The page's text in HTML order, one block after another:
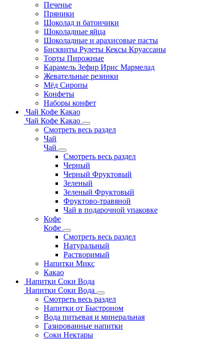
Печенье
Пряники
Шоколад и батончики
Шоколадные яйца
Шоколадные и арахисовые пасты
Бисквиты Рулеты Кексы Круассаны
Торты Пирожные
Карамель Зефир Ирис Мармелад
Жевательные резинки
Мёд Сиропы
Конфеты
Наборы конфет
Чай Кофе Какао
Чай Кофе Какао
Смотреть весь раздел
Чай
Чай
Смотреть весь раздел
Черный
Черный Фруктовый
Зеленый
Зеленый Фруктовый
Фруктово-травяной
Чай в подарочной упаковке
Кофе
Кофе
Смотреть весь раздел
Натуральный
Растворимый
Напитки Микс
Какао
Напитки Соки Вода
Напитки Соки Вода
Смотреть весь раздел
Напитки от Быстроном
Вода питьевая и минеральная
Газированные напитки
Соки Нектары